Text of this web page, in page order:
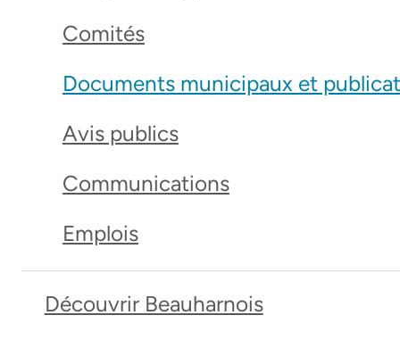
Comités
Documents municipaux et
Avis publics
Communications
Emplois
Découvrir Beauharnois